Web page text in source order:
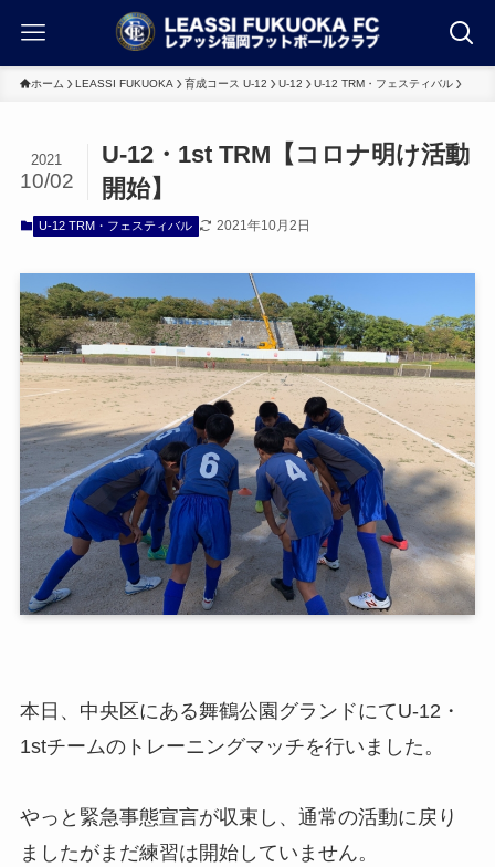
ホーム LEASSI FUKUOKA 育成コース U-12 U-12 U-12 TRM・フェスティバル
U-12・1st TRM【コロナ明け活動
開始】
2021
10/02
U-12 TRM・フェスティバル 2021年10月2日
本日、中央区にある舞鶴公園グランドにてU-12・
1stチームのトレーニングマッチを行いました。
やっと緊急事態宣言が収束し、通常の活動に戻り
ましたがまだ練習は開始していません。